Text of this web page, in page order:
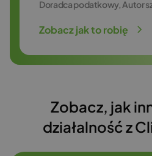
Doradca podatkowy, Autor
Zobacz jak to robię
Zobacz, jak
działalność z